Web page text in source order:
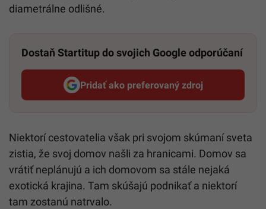
diametrálne odlišné.
Dostaň Startitup do svojich Google odporúčaní
Pridať ako preferovaný zdroj
Startitup, odkaz sa otvorí v
Niektorí cestovatelia však pri svojom skúmaní sveta
zistia, že svoj domov našli za hranicami. Domov sa
vrátiť neplánujú a ich domovom sa stále nejaká
exotická krajina. Tam skúšajú podnikať a niektorí
tam zostanú natrvalo.